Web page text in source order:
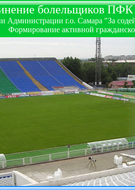
болельщиков
Администрации г.о. Самара "За
Формирование активной